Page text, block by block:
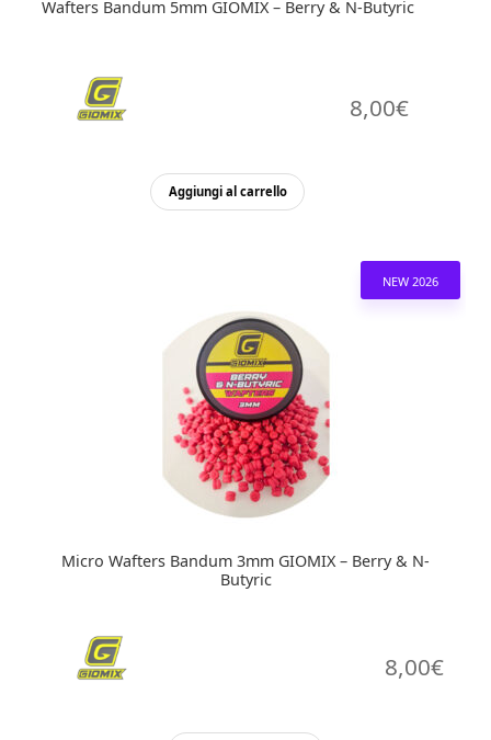
Wafters Bandum 5mm GIOMIX – Berry & N-Butyric
8,00€
Aggiungi al carrello
NEW 2026
Micro Wafters Bandum 3mm GIOMIX – Berry & N-
Butyric
8,00€